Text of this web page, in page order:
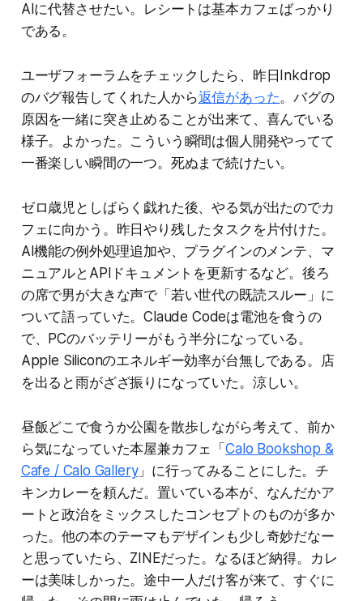
AIに代替させたい。レシートは基本カフェばっかり
である。
ユーザフォーラムをチェックしたら、昨日Inkdrop
のバグ報告してくれた人から返信があった。バグの
原因を一緒に突き止めることが出来て、喜んでいる
様子。よかった。こういう瞬間は個人開発やってて
一番楽しい瞬間の一つ。死ぬまで続けたい。
ゼロ歳児としばらく戯れた後、やる気が出たのでカ
フェに向かう。昨日やり残したタスクを片付けた。
AI機能の例外処理追加や、プラグインのメンテ、マ
ニュアルとAPIドキュメントを更新するなど。後ろ
の席で男が大きな声で「若い世代の既読スルー」に
ついて語っていた。Claude Codeは電池を食うの
で、PCのバッテリーがもう半分になっている。
Apple Siliconのエネルギー効率が台無しである。店
を出ると雨がざざ振りになっていた。涼しい。
昼飯どこで食うか公園を散歩しながら考えて、前か
ら気になっていた本屋兼カフェ「Calo Bookshop &
Cafe / Calo Gallery」に行ってみることにした。チ
キンカレーを頼んだ。置いている本が、なんだかア
ートと政治をミックスしたコンセプトのものが多か
った。他の本のテーマもデザインも少し奇妙だなー
と思っていたら、ZINEだった。なるほど納得。カレ
ーは美味しかった。途中一人だけ客が来て、すぐに